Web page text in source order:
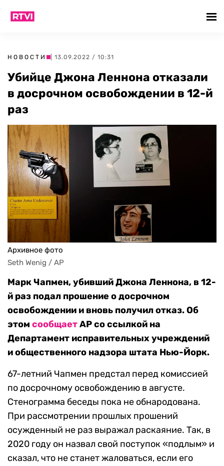
НОВОСТИ | 13.09.2022 / 10:31
Убийце Джона Леннона отказали
в досрочном освобождении в 12-й
раз
Архивное фото
Seth Wenig / AP
Марк Чапмен, убивший Джона Леннона, в 12-
й раз подал прошение о досрочном
освобождении и вновь получил отказ. Об
этом сообщаетAP со ссылкой на
Департамент исправительных учреждений
и общественного надзора штата Нью-Йорк.
67-летний Чапмен предстал перед комиссией
по досрочному освобождению в августе.
Стенограмма беседы пока не обнародована.
При рассмотрении прошлых прошений
осужденный не раз выражал раскаяние. Так, в
2020 году он назвал свой поступок «подлым» и
сказал, что не станет жаловаться, если его